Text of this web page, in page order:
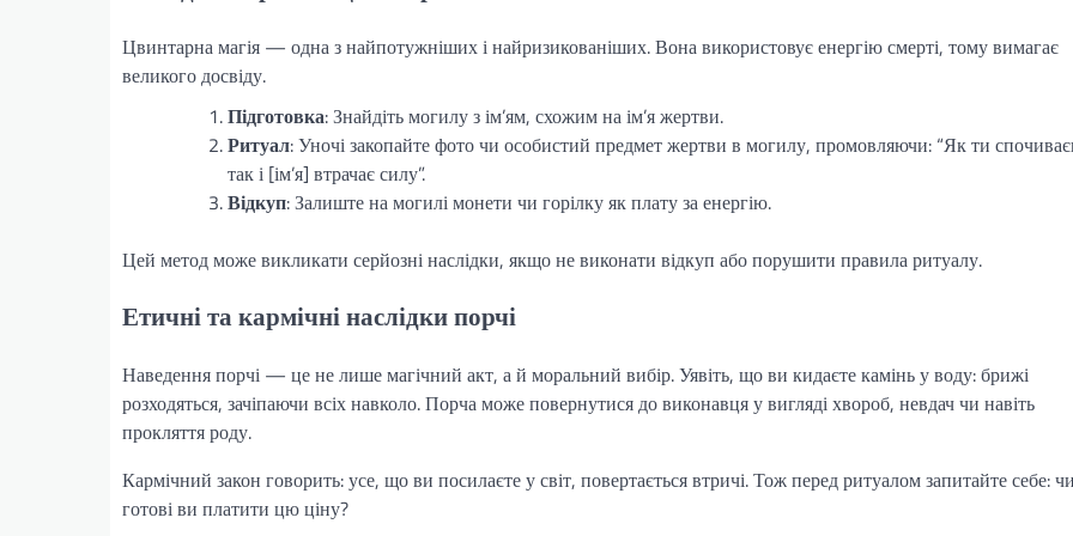
Цвинтарна магія — одна з найпотужніших і найризикованіших. Вона використовує енергію смерті, тому вимагає
великого досвіду.
Підготовка: Знайдіть могилу з ім’ям, схожим на ім’я жертви.
Ритуал: Уночі закопайте фото чи особистий предмет жертви в могилу, промовляючи: “Як ти
так і [ім’я] втрачає силу”.
Відкуп: Залиште на могилі монети чи горілку як плату за енергію.
Цей метод може викликати серйозні наслідки, якщо не виконати відкуп або порушити правила ритуалу.
Етичні та кармічні наслідки порчі
Наведення порчі — це не лише магічний акт, а й моральний вибір. Уявіть, що ви кидаєте камінь у воду: брижі
розходяться, зачіпаючи всіх навколо. Порча може повернутися до виконавця у вигляді хвороб, невдач чи навіть
прокляття роду.
Кармічний закон говорить: усе, що ви посилаєте у світ, повертається втричі. Тож перед ритуалом запитайте себе:
готові ви платити цю ціну?